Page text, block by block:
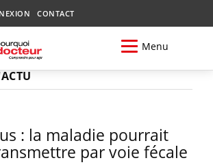
CONTACT
Menu
: la maladie pourrait
par voie fécale